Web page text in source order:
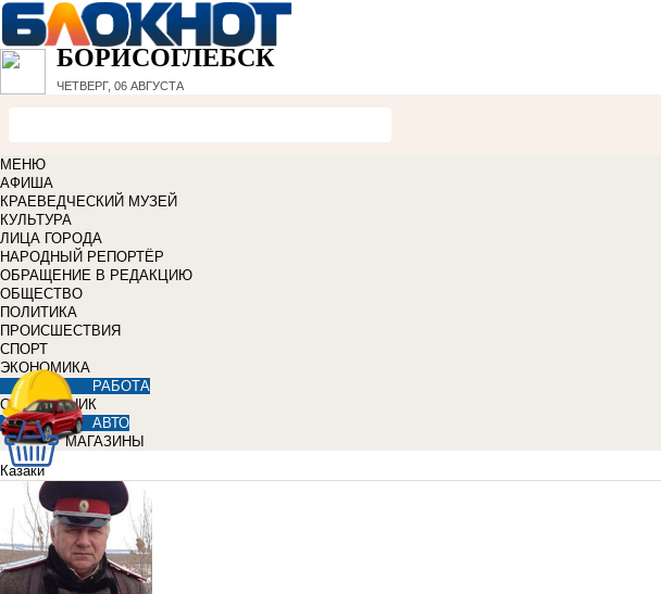
БОРИСОГЛЕБСК
ЧЕТВЕРГ, 06 АВГУСТА
МЕНЮ
АФИША
КРАЕВЕДЧЕСКИЙ МУЗЕЙ
КУЛЬТУРА
ЛИЦА ГОРОДА
НАРОДНЫЙ РЕПОРТЁР
ОБРАЩЕНИЕ В РЕДАКЦИЮ
ОБЩЕСТВО
ПОЛИТИКА
ПРОИСШЕСТВИЯ
СПОРТ
ЭКОНОМИКА
РАБОТА
СПРАВОЧНИК
АВТО
МАГАЗИНЫ
Казаки